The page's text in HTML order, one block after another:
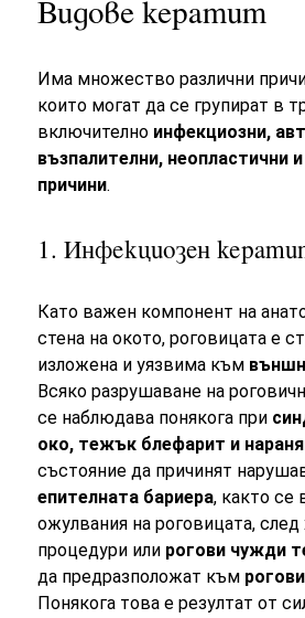
Видове кератит
Има множество различни
които могат да се групират в
включително инфекциозни,
възпалителни, неопластични
причини.
1. Инфекциозен
Като важен компонент на
стена на окото, роговицата е
изложена и уязвима към
Всяко разрушаване на
се наблюдава понякога при
око, тежък блефарит и
състояние да причинят
епителната бариера, както се
ожулвания на роговицата, след
процедури или рогови чужди
да предразположат към
Понякога това е резултат от